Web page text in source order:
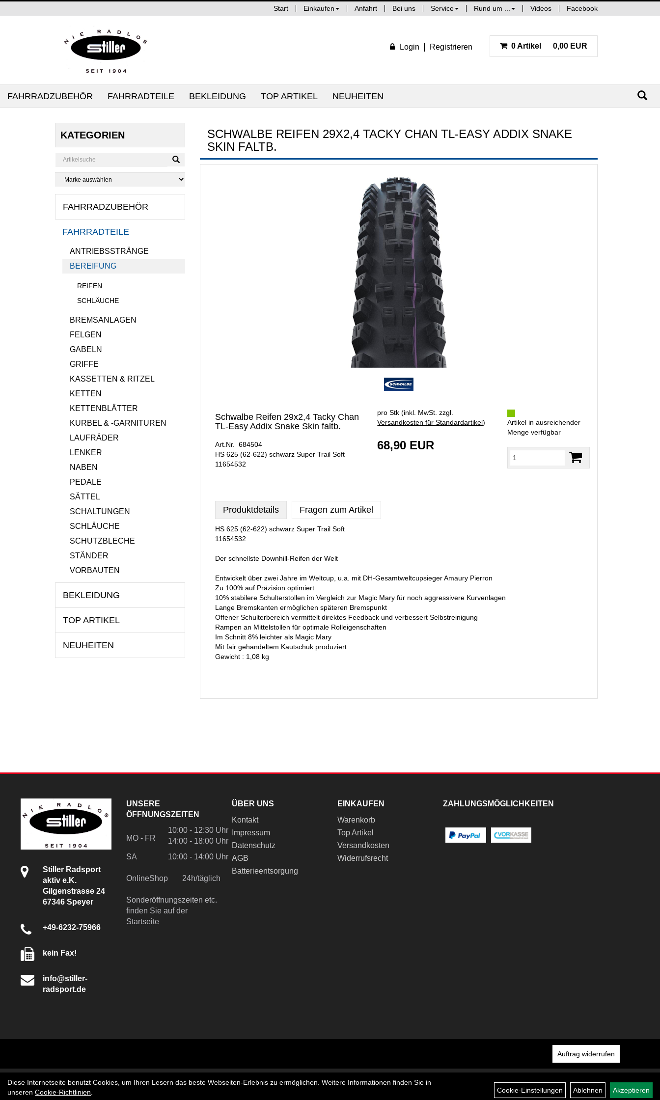
Start Einkaufen Anfahrt Bei uns Service Rund um ... Videos Facebook
Login Registrieren 0 Artikel 0,00 EUR
FAHRRADZUBEHÖR FAHRRADTEILE BEKLEIDUNG TOP ARTIKEL NEUHEITEN
KATEGORIEN
FAHRRADZUBEHÖR
FAHRRADTEILE
ANTRIEBSSTRÄNGE
BEREIFUNG
REIFEN
SCHLÄUCHE
BREMSANLAGEN
FELGEN
GABELN
GRIFFE
KASSETTEN & RITZEL
KETTEN
KETTENBLÄTTER
KURBEL & -GARNITUREN
LAUFRÄDER
LENKER
NABEN
PEDALE
SÄTTEL
SCHALTUNGEN
SCHLÄUCHE
SCHUTZBLECHE
STÄNDER
VORBAUTEN
BEKLEIDUNG
TOP ARTIKEL
NEUHEITEN
SCHWALBE REIFEN 29X2,4 TACKY CHAN TL-EASY ADDIX SNAKE
SKIN FALTB.
Schwalbe Reifen 29x2,4 Tacky Chan
TL-Easy Addix Snake Skin faltb.
Art.Nr. 684504
HS 625 (62-622) schwarz Super Trail Soft
11654532
pro Stk (inkl. MwSt. zzgl.
Versandkosten für Standardartikel)
68,90 EUR
Artikel in ausreichender
Menge verfügbar
Produktdetails Fragen zum Artikel
HS 625 (62-622) schwarz Super Trail Soft
11654532
Der schnellste Downhill-Reifen der Welt
Entwickelt über zwei Jahre im Weltcup, u.a. mit DH-Gesamtweltcupsieger Amaury Pierron
Zu 100% auf Präzision optimiert
10% stabilere Schulterstollen im Vergleich zur Magic Mary für noch aggressivere Kurvenlagen
Lange Bremskanten ermöglichen späteren Bremspunkt
Offener Schulterbereich vermittelt direktes Feedback und verbessert Selbstreinigung
Rampen an Mittelstollen für optimale Rolleigenschaften
Im Schnitt 8% leichter als Magic Mary
Mit fair gehandeltem Kautschuk produziert
Gewicht : 1,08 kg
Stiller Radsport
aktiv e.K.
Gilgenstrasse 24
67346 Speyer
+49-6232-75966
kein Fax!
info@stiller-
radsport.de
UNSERE
ÖFFNUNGSZEITEN
MO - FR
10:00 - 12:30 Uhr
14:00 - 18:00 Uhr
SA
10:00 - 14:00 Uhr
OnlineShop 24h/täglich
Sonderöffnungszeiten etc.
finden Sie auf der
Startseite
ÜBER UNS
Kontakt
Impressum
Datenschutz
AGB
Batterieentsorgung
EINKAUFEN
Warenkorb
Top Artikel
Versandkosten
Widerrufsrecht
ZAHLUNGSMÖGLICHKEITEN
Diese Internetseite benutzt Cookies, um Ihren Lesern das beste Webseiten-Erlebnis zu ermöglichen. Weitere Informationen finden Sie in
unseren Cookie-Richtlinien Cookie-Einstellungen Ablehnen Akzeptieren
Auftrag widerrufen